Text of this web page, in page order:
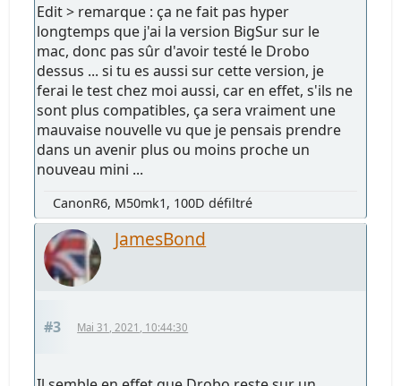
Edit > remarque : ça ne fait pas hyper
longtemps que j'ai la version BigSur sur le
mac, donc pas sûr d'avoir testé le Drobo
dessus ... si tu es aussi sur cette version, je
ferai le test chez moi aussi, car en effet, s'ils ne
sont plus compatibles, ça sera vraiment une
mauvaise nouvelle vu que je pensais prendre
dans un avenir plus ou moins proche un
nouveau mini ...
CanonR6, M50mk1, 100D défiltré
JamesBond
#3 Mai 31, 2021, 10:44:30